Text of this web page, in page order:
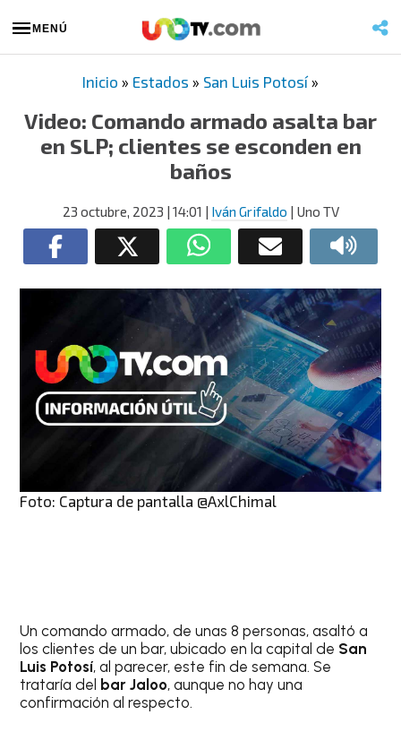
MENÚ
Inicio » Estados » San Luis Potosí»
Video: Comando armado asalta bar
en SLP; clientes se esconden en
baños
23 octubre, 2023 | 14:01 | Iván Grifaldo | Uno TV
Foto: Captura de pantalla @AxlChimal
Un comando armado, de unas 8 personas, asaltó a
los clientes de un bar, ubicado en la capital de San
Luis Potosí, al parecer, este fin de semana. Se
trataría del bar Jaloo, aunque no hay una
confirmación al respecto.